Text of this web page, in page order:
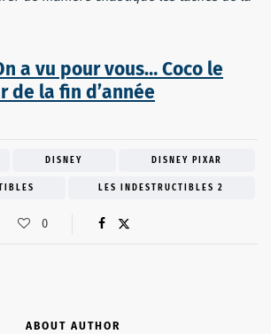
a vu pour vous… Coco le
de la fin d’année
DISNEY DISNEY PIXAR
LES INDESTRUCTIBLES 2
0
ABOUT AUTHOR